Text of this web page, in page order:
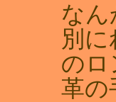
なん
別
のロ
革の